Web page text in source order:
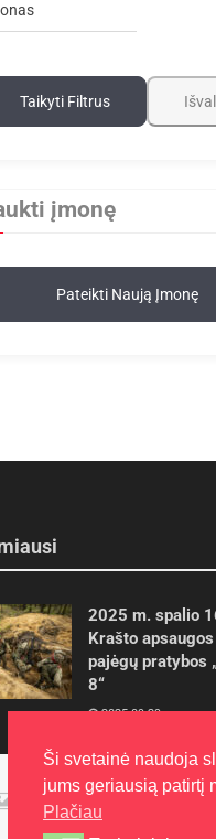
Taikyti Filtrus
įmonę
Pateikti Naują Įmonę
2025 m. spalio
Krašto
pajėgų pratybos
8“
2025-09-29
Panevėžietės
programoje
2015-10-30
Ši svetainė naudoja
jums geriausią patirtį
Plačiau